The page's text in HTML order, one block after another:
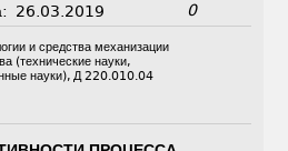
26.03.2019 0
и средства механизации
(технические науки,
науки), Д 220.010.04